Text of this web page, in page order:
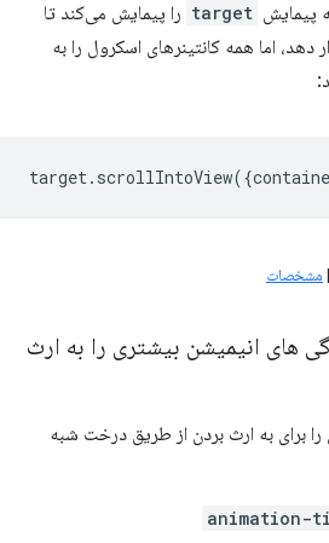
پیمایش target را پیمایش می‌کند تا
اما همه کانتینرهای اسکرول را به
target. scrollIntoView({
| مشخصات
های انیمیشن بیشتری را به ارث
برای به ارث بردن از طریق درخت شبه
animation-